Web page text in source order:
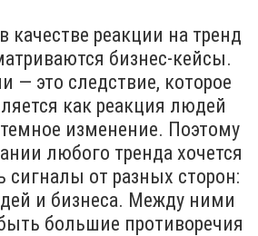
качестве реакции на тренд
бизнес-кейсы.
— это следствие, которое
как реакция людей
изменение. Поэтому
любого тренда хочется
сигналы от разных сторон:
и бизнеса. Между ними
большие противоречия